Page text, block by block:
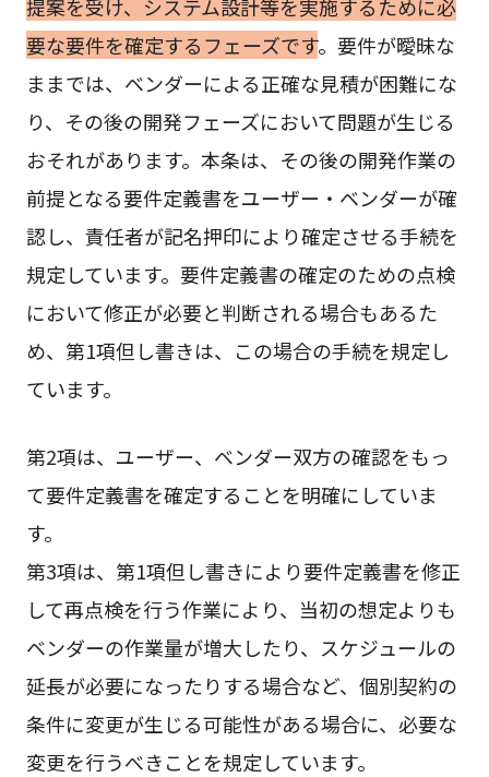
提案を受け、システム設計等を実施するために必
要な要件を確定するフェーズです。要件が曖昧な
ままでは、ベンダーによる正確な見積が困難にな
り、その後の開発フェーズにおいて問題が生じる
おそれがあります。本条は、その後の開発作業の
前提となる要件定義書をユーザー・ベンダーが確
認し、責任者が記名押印により確定させる手続を
規定しています。要件定義書の確定のための点検
において修正が必要と判断される場合もあるた
め、第1項但し書きは、この場合の手続を規定し
ています。
第2項は、ユーザー、ベンダー双方の確認をもっ
て要件定義書を確定することを明確にしていま
す。
第3項は、第1項但し書きにより要件定義書を修正
して再点検を行う作業により、当初の想定よりも
ベンダーの作業量が増大したり、スケジュールの
延長が必要になったりする場合など、個別契約の
条件に変更が生じる可能性がある場合に、必要な
変更を行うべきことを規定しています。